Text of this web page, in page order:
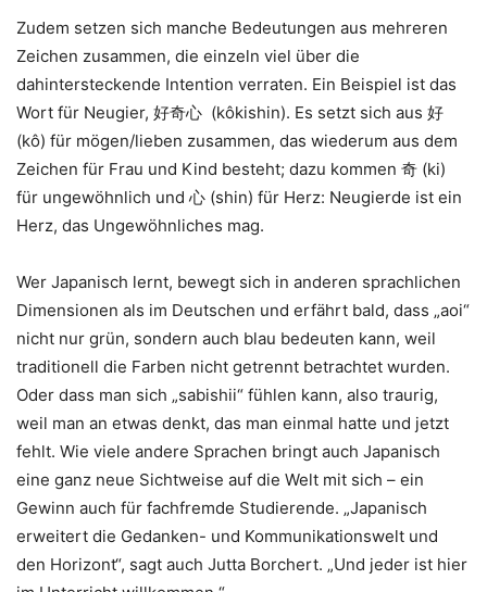
Zudem setzen sich manche Bedeutungen aus mehreren
Zeichen zusammen, die einzeln viel über die
dahintersteckende Intention verraten. Ein Beispiel ist das
Wort für Neugier, 好奇心 (kôkishin). Es setzt sich aus 好
(kô) für mögen/lieben zusammen, das wiederum aus dem
Zeichen für Frau und Kind besteht; dazu kommen 奇 (ki)
für ungewöhnlich und 心 (shin) für Herz: Neugierde ist ein
Herz, das Ungewöhnliches mag.
Wer Japanisch lernt, bewegt sich in anderen sprachlichen
Dimensionen als im Deutschen und erfährt bald, dass „aoi“
nicht nur grün, sondern auch blau bedeuten kann, weil
traditionell die Farben nicht getrennt betrachtet wurden.
Oder dass man sich „sabishii“ fühlen kann, also traurig,
weil man an etwas denkt, das man einmal hatte und jetzt
fehlt. Wie viele andere Sprachen bringt auch Japanisch
eine ganz neue Sichtweise auf die Welt mit sich – ein
Gewinn auch für fachfremde Studierende. „Japanisch
erweitert die Gedanken- und Kommunikationswelt und
den Horizont“, sagt auch Jutta Borchert. „Und jeder ist hier